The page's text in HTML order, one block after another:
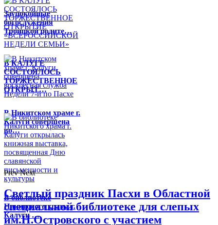
Заупокойные
богослужения
Троицкой родите…
В КАЛУГЕ
СОСТОЯЛОСЬ
ТОРЖЕСТВЕННОЕ
ОТКРЫТ…
В Никитском храме г.
Калуги совершена
во…
В библиотеке
Никитского храма г.
Калуги …
Prev Next
Светлый праздник Пасхи в Областной
специальной библиотеке для слепых
им.Н.Островского с участием